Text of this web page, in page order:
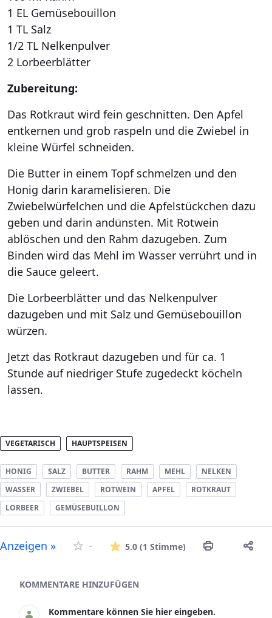
1 EL Gemüsebouillon
1 TL Salz
1/2 TL Nelkenpulver
2 Lorbeerblätter
Zubereitung:
Das Rotkraut wird fein geschnitten. Den Apfel
entkernen und grob raspeln und die Zwiebel in
kleine Würfel schneiden.
Die Butter in einem Topf schmelzen und den
Honig darin karamelisieren. Die
Zwiebelwürfelchen und die Apfelstückchen dazu
geben und darin andünsten. Mit Rotwein
ablöschen und den Rahm dazugeben. Zum
Binden wird das Mehl im Wasser verrührt und in
die Sauce geleert.
Die Lorbeerblätter und das Nelkenpulver
dazugeben und mit Salz und Gemüsebouillon
würzen.
Jetzt das Rotkraut dazugeben und für ca. 1
Stunde auf niedriger Stufe zugedeckt köcheln
lassen.
VEGETARISCH HAUPTSPEISEN
HONIG SALZ BUTTER RAHM MEHL
NELKEN
WASSER
ZWIEBEL ROTWEIN APFEL
ROTKRAUT
LORBEER
GEMÜSEBUILLON
Anzeigen » - 5.0 (1 Stimme) Die
Asset-Herausgeber
KOMMENTARE HINZUFÜGEN
Kommentare können Sie hier eingeben.